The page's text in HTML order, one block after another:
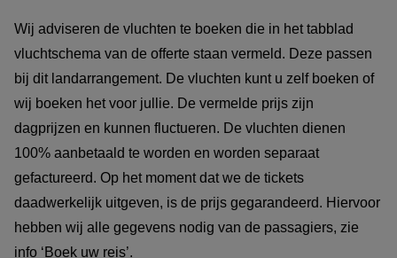
Wij adviseren de vluchten te boeken die in het tabblad
vluchtschema van de offerte staan vermeld. Deze passen
bij dit landarrangement. De vluchten kunt u zelf boeken of
wij boeken het voor jullie. De vermelde prijs zijn
dagprijzen en kunnen fluctueren. De vluchten dienen
100% aanbetaald te worden en worden separaat
gefactureerd. Op het moment dat we de tickets
daadwerkelijk uitgeven, is de prijs gegarandeerd. Hiervoor
hebben wij alle gegevens nodig van de passagiers, zie
info ‘Boek uw reis’.